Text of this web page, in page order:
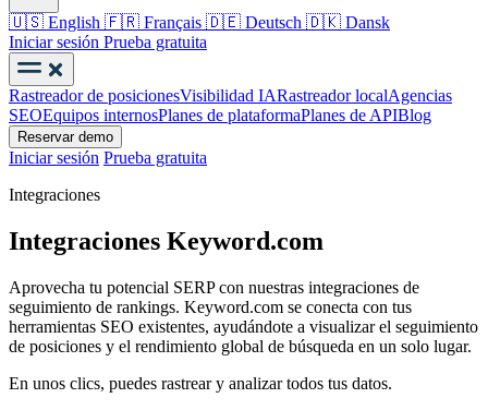
🇺🇸 English 🇫🇷 Français 🇩🇪 Deutsch 🇩🇰 Dansk
Iniciar sesión Prueba gratuita
Rastreador de posicionesVisibilidad IARastreador localAgencias
SEOEquipos internosPlanes de plataformaPlanes de APIBlog
Reservar demo
Iniciar sesión Prueba gratuita
Integraciones
Integraciones Keyword.com
Aprovecha tu potencial SERP con nuestras integraciones de
seguimiento de rankings. Keyword.com se conecta con tus
herramientas SEO existentes, ayudándote a visualizar el seguimiento
de posiciones y el rendimiento global de búsqueda en un solo lugar.
En unos clics, puedes rastrear y analizar todos tus datos.